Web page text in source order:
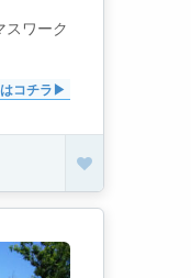
スワーク
コチラ